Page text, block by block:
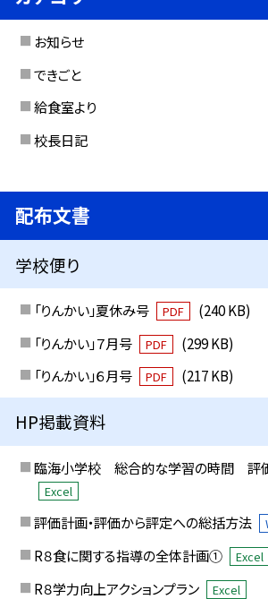
お知らせ
できごと
給食室より
校長日記
配布文書
学校便り
「りんかい」夏休み号 PDF
(240 KB)
「りんかい」７月号
PDF
(299 KB)
「りんかい」６月号
PDF (217 KB)
HP掲載資料
臨海小学校 総合的な学習の時間 評
Excel
評価計画・評価から評定への総括方法
R８食に関する指導の全体計画① Excel
R８学力向上アクションプラン Excel